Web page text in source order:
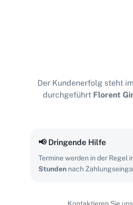
Der Kundenerfolg steht
durchgeführt Florent
📢 Dringende Hilfe
Termine werden in der Regel
Stunden nach